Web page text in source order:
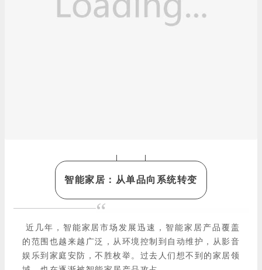
智能家居：从单品向系统转变
“
近几年，智能家居市场发展迅速，智能家居产品覆盖
的范围也越来越广泛，从环境控制到自动维护，从影音
娱乐到家庭安防，不胜枚举。过去人们想不到的家居领